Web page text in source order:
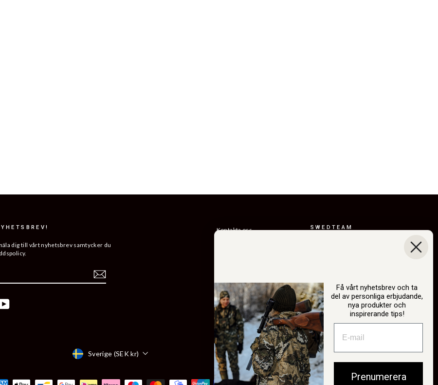
dig till vårt nyhetsbrev samtycker du
YouTube
Kontakta oss
Vår berättelse
Katalog
B2B-inloggning
Ångra köp
SWEDTEAM
3268
info@swedteam.se
0325-61 80 70
Valuta
Sverige (SEK kr)
Få vårt nyhetsbrev och ta
del av personliga erbjudande,
nya produkter och
inspirerande tips!
Prenumerera